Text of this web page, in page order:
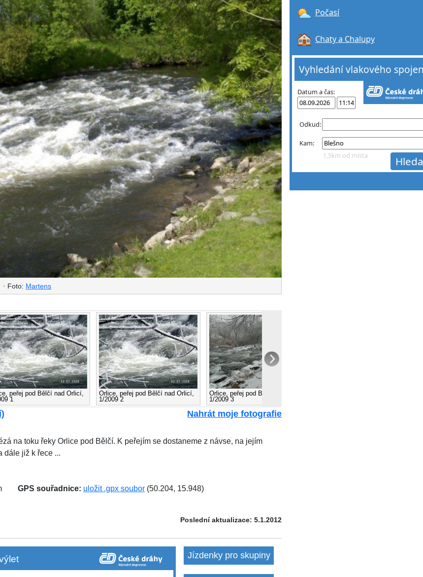
• Foto: Martens
peřej pod Bělčí nad Orlicí,
1
Orlice, peřej pod Bělčí nad Orlicí,
1/2009 2
Orlice, peřej pod Bělčí nad Orlicí,
1/2009 3
Nahrát moje fotografie
na toku řeky Orlice pod Bělčí. K peřejím se dostaneme z návse, na jejím
dále již k řece ...
GPS souřadnice: uložit .gpx soubor (50.204, 15.948)
Poslední aktualizace: 5.1.2012
Jízdenky pro skupiny
Počasí
Chaty a Chalupy
Vyhledání vlakového
Datum a čas:
Odkud:
Kam:
1,5km od místa